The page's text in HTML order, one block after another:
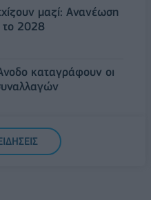
μαζί: Ανανέωση
το 2028
καταγράφουν οι